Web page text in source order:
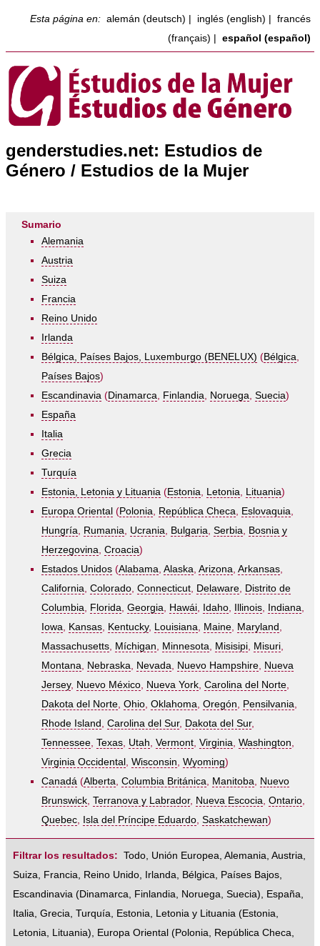
Esta página en: alemán (deutsch) inglés (english)
francés
(français)
español (español)
genderstudies.net: Estudios de
Género / Estudios de la Mujer
Sumario
Alemania
Austria
Suiza
Francia
Reino Unido
Irlanda
Bélgica, Países Bajos, Luxemburgo (BENELUX) (Bélgica,
Países Bajos)
Escandinavia (Dinamarca, Finlandia, Noruega, Suecia)
España
Italia
Grecia
Turquía
Estonia, Letonia y Lituania (Estonia, Letonia, Lituania)
Europa Oriental (Polonia, República Checa, Eslovaquia,
Hungría, Rumania, Ucrania, Bulgaria, Serbia, Bosnia y
Herzegovina, Croacia)
Estados Unidos (Alabama, Alaska, Arizona, Arkansas,
California, Colorado, Connecticut, Delaware, Distrito de
Columbia, Florida, Georgia, Hawái, Idaho, Illinois, Indiana,
Iowa, Kansas, Kentucky, Louisiana, Maine, Maryland ,
Massachusetts, Míchigan, Minnesota, Misisipi, Misuri,
Montana, Nebraska, Nevada, Nuevo Hampshire, Nueva
Jersey, Nuevo México, Nueva York, Carolina del Norte,
Dakota del Norte, Ohio, Oklahoma, Oregón, Pensilvania,
Rhode Island , Carolina del Sur, Dakota del Sur,
Tennessee, Texas, Utah, Vermont, Virginia, Washington,
Virginia Occidental , Wisconsin, Wyoming)
Canadá (Alberta, Columbia Británica, Manitoba, Nuevo
Brunswick, Terranova y Labrador, Nueva Escocia, Ontario,
Quebec, Isla del Príncipe Eduardo, Saskatchewan)
Filtrar los resultados: Todo, Unión Europea, Alemania, Austria,
Suiza, Francia, Reino Unido, Irlanda, Bélgica, Países Bajos,
Escandinavia (Dinamarca, Finlandia, Noruega, Suecia), España,
Italia, Grecia, Turquía, Estonia, Letonia y Lituania (Estonia,
Letonia, Lituania), Europa Oriental (Polonia, República Checa,